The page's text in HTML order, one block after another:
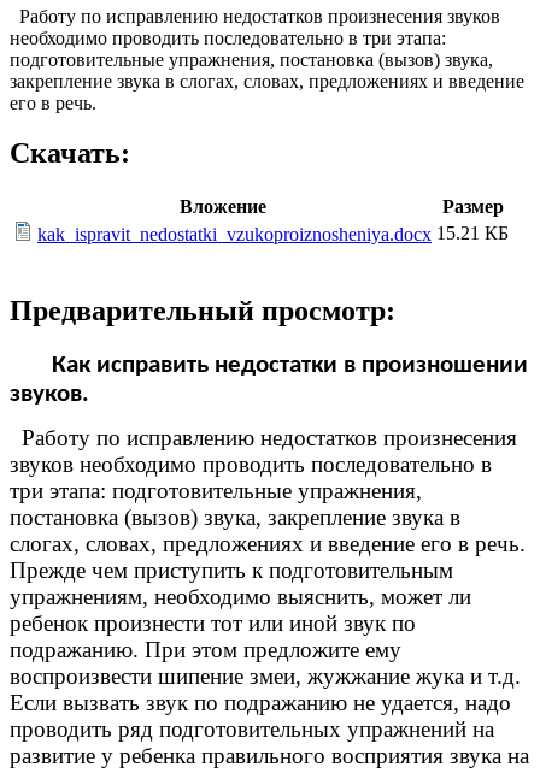
Работу по исправлению недостатков произнесения звуков
необходимо проводить последовательно в три этапа:
подготовительные упражнения, постановка (вызов) звука,
закрепление звука в слогах, словах, предложениях и введение
его в речь.
Скачать:
Вложение
Размер
kak_ispravit_nedostatki_vzukoproiznosheniya.docx 15.21 КБ
Предварительный просмотр:
Как исправить недостатки в произношении
звуков.
Работу по исправлению недостатков произнесения
звуков необходимо проводить последовательно в
три этапа: подготовительные упражнения,
постановка (вызов) звука, закрепление звука в
слогах, словах, предложениях и введение его в речь.
Прежде чем приступить к подготовительным
упражнениям, необходимо выяснить, может ли
ребенок произнести тот или иной звук по
подражанию. При этом предложите ему
воспроизвести шипение змеи, жужжание жука и т.д.
Если вызвать звук по подражанию не удается, надо
проводить ряд подготовительных упражнений на
развитие у ребенка правильного восприятия звука на